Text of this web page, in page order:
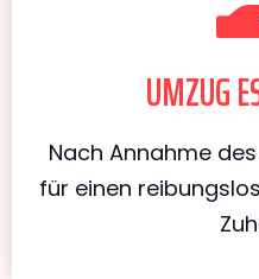
UMZUG
Nach Annahme
für einen